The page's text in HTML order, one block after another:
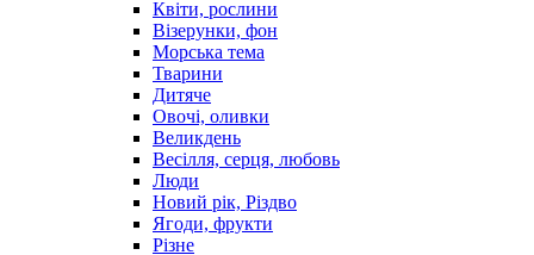
Квіти, рослини
Візерунки, фон
Морська тема
Тварини
Дитяче
Овочі, оливки
Великдень
Весілля, серця, любовь
Люди
Новий рік, Різдво
Ягоди, фрукти
Різне